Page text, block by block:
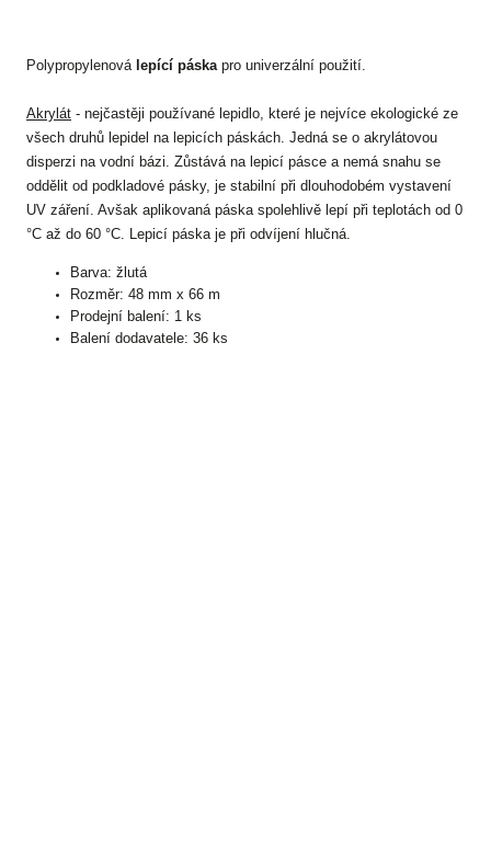
Polypropylenová epící páska pro univerzální použití.
Akrylát - nejčastěji používané lepidlo, které je nejvíce ekologické ze
všech druhů lepidel na lepicích páskách. Jedná se o akrylátovou
disperzi na vodní bázi. Zůstává na lepicí pásce a nemá snahu se
oddělit od podkladové pásky, je stabilní při dlouhodobém vystavení
UV záření. Avšak aplikovaná páska spolehlivě lepí při teplotách od 0
°C až do 60 °C. Lepicí páska je při odvíjení hlučná.
Barva: žlutá
Rozměr: 48 mm x 66 m
Prodejní balení: 1 ks
Balení dodavatele: 36 ks